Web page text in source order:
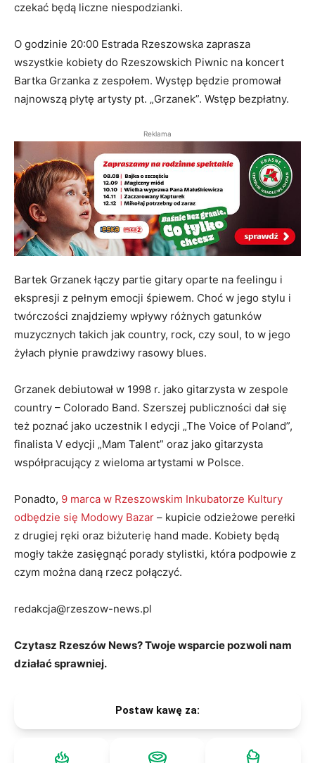
czekać będą liczne niespodzianki.
O godzinie 20:00 Estrada Rzeszowska zaprasza
wszystkie kobiety do Rzeszowskich Piwnic na koncert
Bartka Grzanka z zespołem. Występ będzie promował
najnowszą płytę artysty pt. „Grzanek”. Wstęp bezpłatny.
Reklama
Bartek Grzanek łączy partie gitary oparte na feelingu i
ekspresji z pełnym emocji śpiewem. Choć w jego stylu i
twórczości znajdziemy wpływy różnych gatunków
muzycznych takich jak country, rock, czy soul, to w jego
żyłach płynie prawdziwy rasowy blues.
Grzanek debiutował w 1998 r. jako gitarzysta w zespole
country – Colorado Band. Szerszej publiczności dał się
też poznać jako uczestnik I edycji „The Voice of Poland”,
finalista V edycji „Mam Talent” oraz jako gitarzysta
współpracujący z wieloma artystami w Polsce.
Ponadto, 9 marca w Rzeszowskim Inkubatorze Kultury
odbędzie się Modowy Bazar – kupicie odzieżowe perełki
z drugiej ręki oraz biżuterię hand made. Kobiety będą
mogły także zasięgnąć porady stylistki, która podpowie z
czym można daną rzecz połączyć.
redakcja@rzeszow-news.pl
Czytasz Rzeszów News? Twoje wsparcie pozwoli nam
działać sprawniej.
Postaw kawę za: